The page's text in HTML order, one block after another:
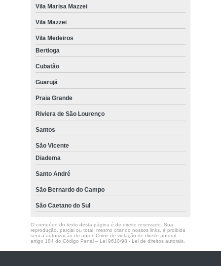
Vila Marisa Mazzei
Vila Mazzei
Vila Medeiros
Bertioga
Cubatão
Guarujá
Praia Grande
Riviera de São Lourenço
Santos
São Vicente
Diadema
Santo André
São Bernardo do Campo
São Caetano do Sul
O conteúdo do texto desta página é de direito reservado. Sua
reprodução, parcial ou total, mesmo citando nossos links, é proibida
sem a autorização do autor. Crime de violação de direito autoral –
artigo 184 do Código Penal – Lei 9610/98 - Lei de direitos autorais.